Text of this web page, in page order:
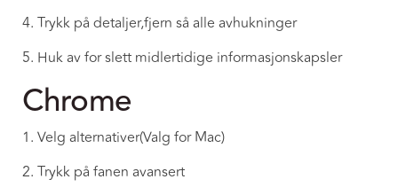
4. Trykk på detaljer,fjern så alle avhukninger
5. Huk av for slett midlertidige informasjonskapsler
Chrome
1. Velg alternativer(Valg for Mac)
2. Trykk på fanen avansert